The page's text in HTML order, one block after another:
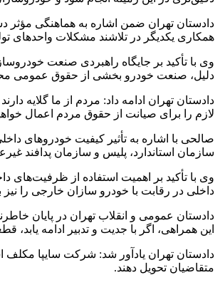
دادستان تهران ضمن اشاره به هماهنگی مؤثر
همکاری یکدیگر در تلاشند مشکلات واحدهای
وی با تأکید بر جایگاه راهبردی صنعت
دلیل، صنعت خودرو بخشی از حقوق عمومی
دادستان تهران ادامه داد: مردم از ما گلایه
لازم را برای صیانت از حقوق مردم اعمال
صالحی با اشاره به تأثیر کیفیت خودروهای
سازمان استاندارد، پلیس و سازمان پدافند
وی با تأکید بر اهمیت استفاده از ظرفیت‌های
داخلی در رقابت با خودرو سازان خارجی را نیز
دادستان عمومی و انقلاب تهران در پایان
این همراهی، اگر با جدیت و تدبیر ادامه
متقاضیان تحویل دهند.